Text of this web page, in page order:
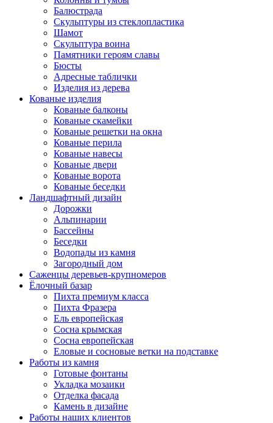
Балюстрада
Скульптуры из стеклопластика
Шамот
Скульптура воина
Памятники героям славы
Бюсты
Адресные таблички
Изделия из дерева
Кованые изделия
Кованые балконы
Кованые скамейки
Кованые решетки на окна
Кованые перила
Кованые навесы
Кованые двери
Кованые ворота
Кованые беседки
Ландшафтный дизайн
Дорожки
Альпинарии
Бассейны
Беседки
Водопады из камня
Загородный дом
Саженцы деревьев-крупномеров
Ёлочный базар
Пихта премиум класса
Пихта Фразера
Ель европейская
Сосна крымская
Сосна европейская
Еловые и сосновые ветки на подставке
Работы из камня
Готовые фонтаны
Укладка мозаики
Отделка фасада
Камень в дизайне
Работы наших клиентов